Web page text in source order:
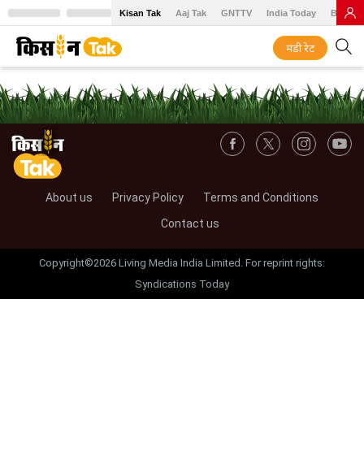
Kisan Tak Aaj Tak GNTTV India Today BT
मंडी रेट
About us Privacy Policy
Terms and Conditions
Contact us
Copyright©2026 Living Media India Limited. For reprint rights:
Syndications Today